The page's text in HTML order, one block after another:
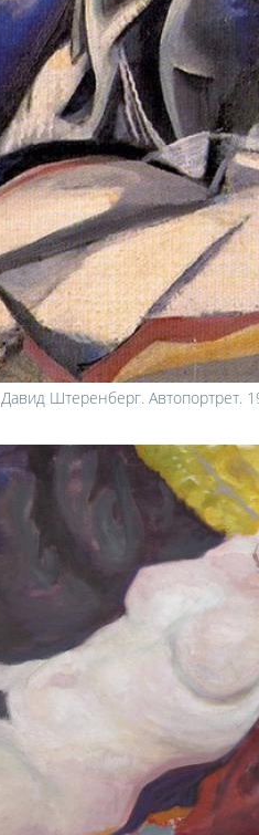
Давид Штеренберг. Автопортрет.